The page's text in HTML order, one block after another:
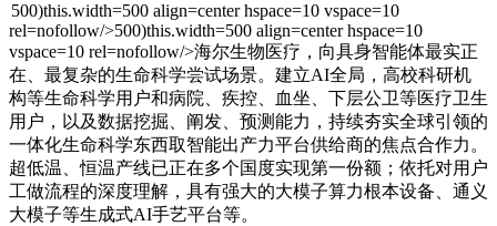
500)this.width=500 align=center hspace=10 vspace=10
rel=nofollow/>500)this.width=500 align=center hspace=10
vspace=10 rel=nofollow/>海尔生物医疗，向具身智能体最实正
在、最复杂的生命科学尝试场景。建立AI全局，高校科研机
构等生命科学用户和病院、疾控、血坐、下层公卫等医疗卫生
用户，以及数据挖掘、阐发、预测能力，持续夯实全球引领的
一体化生命科学东西取智能出产力平台供给商的焦点合作力。
超低温、恒温产线已正在多个国度实现第一份额；依托对用户
工做流程的深度理解，具有强大的大模子算力根本设备、通义
大模子等生成式AI手艺平台等。